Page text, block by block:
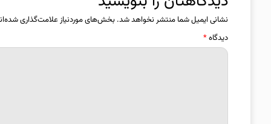
نشانی ایمیل شما منتشر نخواهد شد. بخش‌های موردنیاز علامت‌گذاری
دیدگاه*